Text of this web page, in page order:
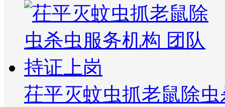
茌平灭蚊虫抓老鼠除